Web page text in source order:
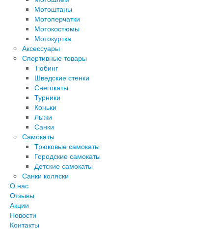
Мотоштаны
Мотоперчатки
Мотокостюмы
Мотокуртка
Аксессуары
Спортивные товары
Тюбинг
Шведские стенки
Снегокаты
Турники
Коньки
Лыжи
Санки
Самокаты
Трюковые самокаты
Городские самокаты
Детские самокаты
Санки коляски
О нас
Отзывы
Акции
Новости
Контакты